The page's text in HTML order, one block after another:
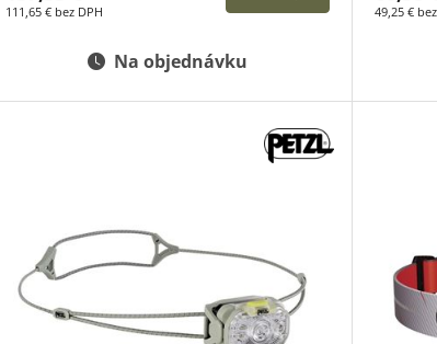
111,65 € bez DPH
Na objednávku
49,25 €